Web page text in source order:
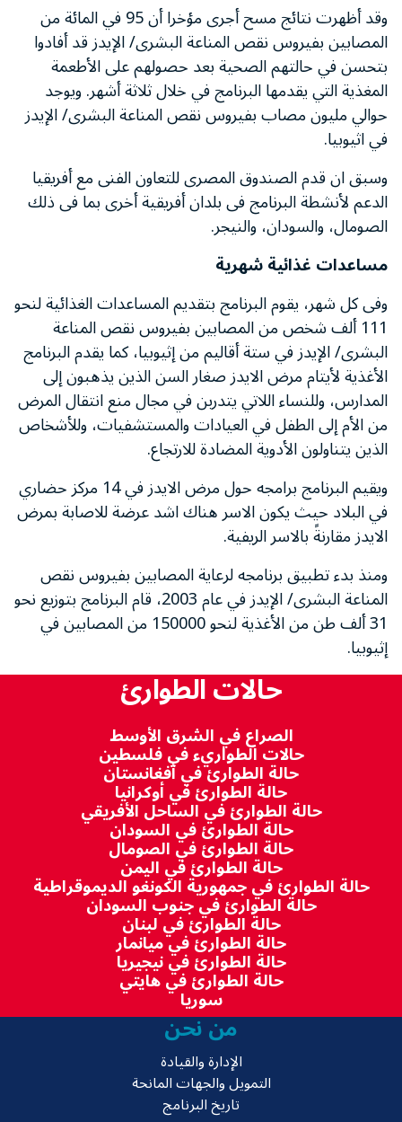
وقد أظهرت نتائج مسح أجرى مؤخرا أن 95 في المائة من
المصابين بفيروس نقص المناعة البشرى/ الإيدز قد أفادوا
بتحسن في حالتهم الصحية بعد حصولهم على الأطعمة
المغذية التي يقدمها البرنامج في خلال ثلاثة أشهر. ويوجد
حوالي مليون مصاب بفيروس نقص المناعة البشرى/ الإيدز
في اثيوبيا.
وسبق ان قدم الصندوق المصرى للتعاون الفنى مع أفريقيا
الدعم لأنشطة البرنامج فى بلدان أفريقية أخرى بما فى ذلك
الصومال، والسودان، والنيجر.
مساعدات غذائية شهرية
وفى كل شهر، يقوم البرنامج بتقديم المساعدات الغذائية لنحو
111 ألف شخص من المصابين بفيروس نقص المناعة
البشرى/ الإيدز في ستة أقاليم من إثيوبيا، كما يقدم البرنامج
الأغذية لأيتام مرض الايدز صغار السن الذين يذهبون إلى
المدارس، وللنساء اللاتي يتدربن في مجال منع انتقال المرض
من الأم إلى الطفل في العيادات والمستشفيات، وللأشخاص
الذين يتناولون الأدوية المضادة للارتجاع.
ويقيم البرنامج برامجه حول مرض الايدز في 14 مركز حضاري
في البلاد حيث يكون الاسر هناك اشد عرضة للاصابة بمرض
الايدز مقارنةً بالاسر الريفية.
ومنذ بدء تطبيق برنامجه لرعاية المصابين بفيروس نقص
المناعة البشرى/ الإيدز في عام 2003، قام البرنامج بتوزيع نحو
31 ألف طن من الأغذية لنحو 150000 من المصابين في
إثيوبيا.
حالات الطوارئ
الصراع في الشرق الأوسط
حالات الطواريء في فلسطين
حالة الطوارئ في أفغانستان
حالة الطوارئ في أوكرانيا
حالة الطوارئ في الساحل الأفريقي
حالة الطوارئ في السودان
حالة الطوارئ في الصومال
حالة الطوارئ في اليمن
حالة الطوارئ في جمهورية الكونغو الديموقراطية
حالة الطوارئ في جنوب السودان
حالة الطوارئ في لبنان
حالة الطوارئ في ميانمار
حالة الطوارئ في نيجيريا
حالة الطوارئ في هايتي
سوريا
من نحن
الإدارة والقيادة
التمويل والجهات المانحة
تاريخ البرنامج